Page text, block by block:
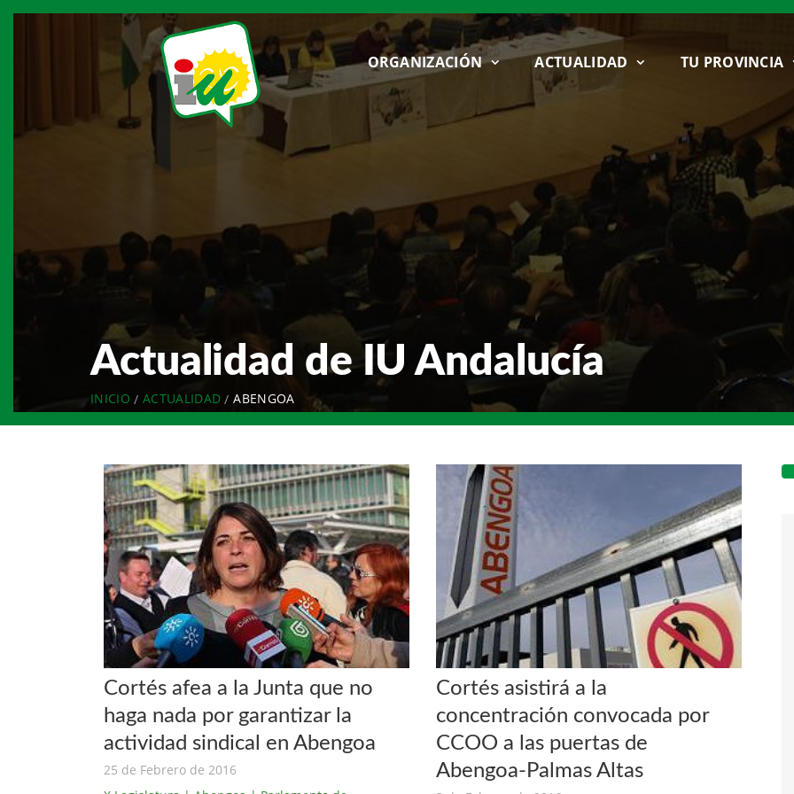
ORGANIZACIÓN ACTUALIDAD TU PROVINCIA
Actualidad de IU Andalucía
INICIO ACTUALIDAD ABENGOA
Cortés afea a la Junta que no
haga nada por garantizar la
actividad sindical en Abengoa
25 de Febrero de 2016
Cortés asistirá a la
concentración convocada por
CCOO a las puertas de
Abengoa-Palmas Altas